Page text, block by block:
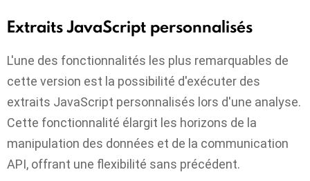
Extraits JavaScript personnalisés
L'une des fonctionnalités les plus remarquables de
cette version est la possibilité d'exécuter des
extraits JavaScript personnalisés lors d'une analyse.
Cette fonctionnalité élargit les horizons de la
manipulation des données et de la communication
API, offrant une flexibilité sans précédent.